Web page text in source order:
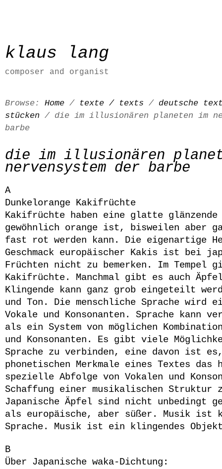
klaus lang
composer and organist
Browse: Home / texte / texts / deutsche
stücken /die im illusionären planeten im
barbe
die im illusionären
nervensystem der barbe
A
Dunkelorange Kakifrüchte
Kakifrüchte haben eine glatte glänzende
gewöhnlich orange ist, bisweilen aber
fast rot werden kann. Die eigenartige
Geschmack europäischer Kakis ist bei
Früchten nicht zu bemerken. Im Tempel
Kakifrüchte. Manchmal gibt es auch
Klingende kann ganz grob eingeteilt
und Ton. Die menschliche Sprache wird
Vokale und Konsonanten. Sprache kann
als ein System von möglichen
und Konsonanten. Es gibt viele
Sprache zu verbinden, eine davon ist
phonetischen Merkmale eines Textes
spezielle Abfolge von Vokalen und
Schaffung einer musikalischen Struktur
Japanische Äpfel sind nicht unbedingt
als europäische, aber süßer. Musik ist
Sprache. Musik ist ein klingendes
B
Über Japanische waka-Dichtung: